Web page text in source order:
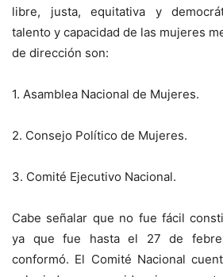
libre, justa, equitativa y
talento y capacidad de las mujeres
de dirección son:
1. Asamblea Nacional de Mujeres.
2. Consejo Político de Mujeres.
3. Comité Ejecutivo Nacional.
Cabe señalar que no fue fácil
ya que fue hasta el 27 de
conformó. El Comité Nacional